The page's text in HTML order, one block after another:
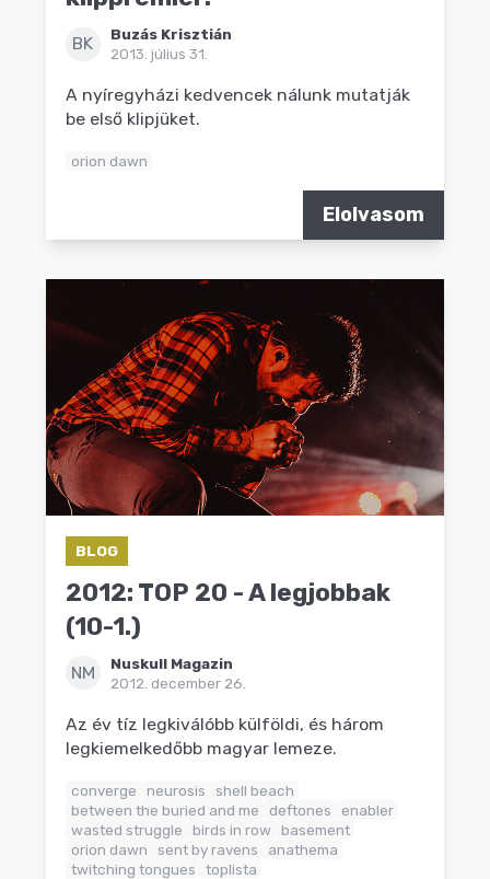
BK
Buzás Krisztián
2013. július 31.
A nyíregyházi kedvencek nálunk mutatják
be első klipjüket.
orion dawn
Elolvasom
BLOG
2012: TOP 20 - A legjobbak
(10-1.)
NM
Nuskull Magazin
2012. december 26.
Az év tíz legkiválóbb külföldi, és három
legkiemelkedőbb magyar lemeze.
converge neurosis
shell beach
between the buried and me
deftones
enabler
wasted struggle
birds in row
basement
orion dawn
sent by ravens
anathema
twitching tongues
toplista